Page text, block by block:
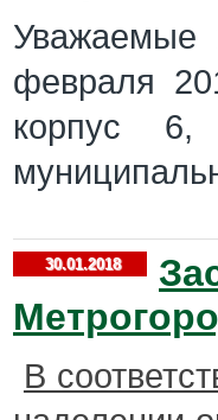
Уважаемые
февраля
корпус 6,
30.01.2018
В